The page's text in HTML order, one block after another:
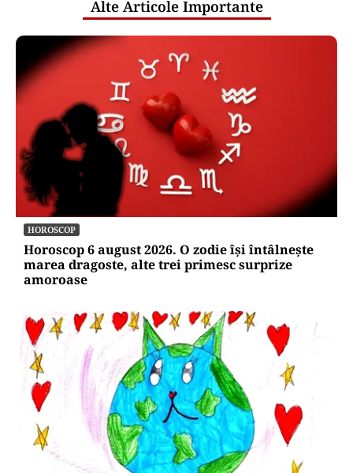
Alte Articole Importante
HOROSCOP
Horoscop 6 august 2026. O zodie își întâlnește
marea dragoste, alte trei primesc surprize
amoroase